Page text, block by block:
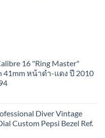
16 "Ring Master"
41mm หน้าดำ-แดง ปี 2010
Diver Vintage
Custom Pepsi Bezel Ref.